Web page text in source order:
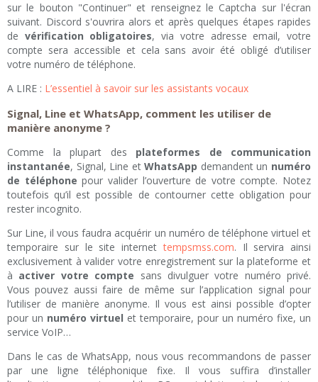
sur le bouton "Continuer" et renseignez le Captcha sur l'écran
suivant. Discord s'ouvrira alors et après quelques étapes rapides
de vérification obligatoires, via votre adresse email, votre
compte sera accessible et cela sans avoir été obligé d’utiliser
votre numéro de téléphone.
A LIRE : L’essentiel à savoir sur les assistants vocaux
Signal, Line et WhatsApp, comment les utiliser de
manière anonyme ?
Comme la plupart des plateformes de communication
instantanée, Signal, Line etWhatsApp demandent un numéro
de téléphone pour valider l’ouverture de votre compte. Notez
toutefois qu’il est possible de contourner cette obligation pour
rester incognito.
Sur Line, il vous faudra acquérir un numéro de téléphone virtuel et
temporaire sur le site internettempsmss.com. Il servira ainsi
exclusivement à valider votre enregistrement sur la plateforme et
à activer votre compte sans divulguer votre numéro privé.
Vous pouvez aussi faire de même sur l’application signal pour
l’utiliser de manière anonyme. Il vous est ainsi possible d’opter
pour un numéro virtuel et temporaire, pour un numéro fixe, un
service VoIP…
Dans le cas de WhatsApp, nous vous recommandons de passer
par une ligne téléphonique fixe. Il vous suffira d’installer